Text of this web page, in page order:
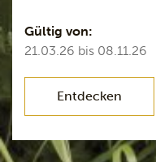
12.04.26 bis 08.11.26
Entdecken